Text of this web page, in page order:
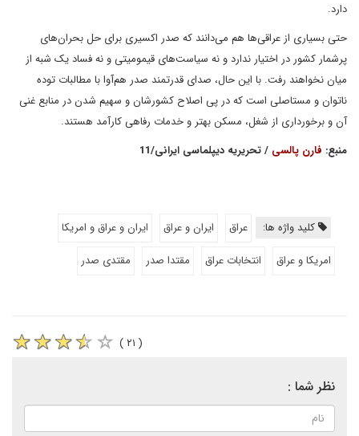
دارد.
حتی بسیاری از عراقی‌ها هم می‌دانند که صدر اکسیری برای حل بحران‌های
پرشمار کشور در اختیار ندارد و نه سیاست‌های قیمومیتی و نه فساد یک شبه از
میان نخواهند رفت. با این حال، صدای قدرتمند صدر ‌هم‌آوا با مطالبات توده
ناتوان و مستاصلی است که در پی اصلاح کشورشان و سهیم شدن در منابع غنی
آن و برخورداری از شغل، مسکن بهتر و خدمات رفاهی کارآمد هستند.
منبع: فارن پالسی / تحریریه دیپلماسی ایرانی/11
کلید واژه ها: عراق ایران و عراق
ایران و عراق و امریکا
امریکا و عراق
انتخابات عراق مقتدا صدر مقتدی صدر
( ۲۱ )
نظر شما :